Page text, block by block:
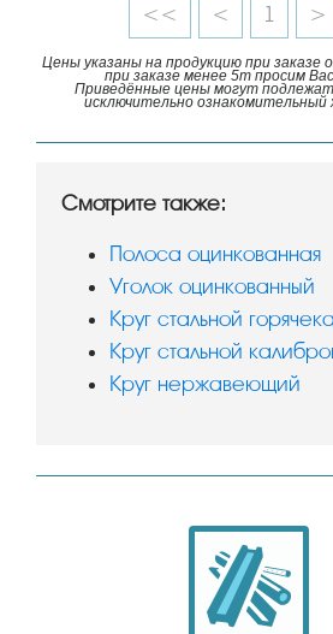
<< < 1 >
Цены указаны на продукцию при
при заказе менее 5т просим
Приведённые цены могут
исключительно ознакомительный
Смотрите также:
Полоса оцинкованная
Уголок оцинкованный
Круг стальной
Круг стальной
Круг нержавеющий